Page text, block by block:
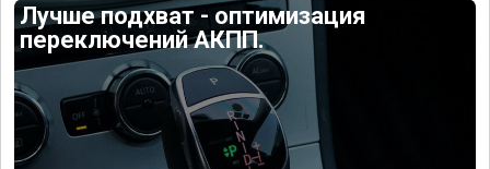
Лучше подхват - оптимизация
переключений АКПП.